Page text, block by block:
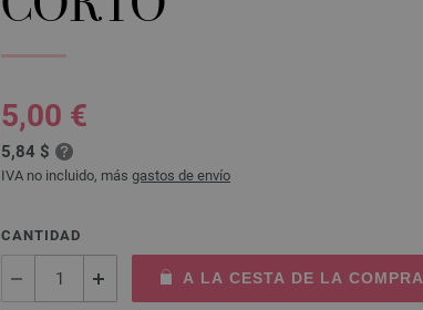
5,00 €
5,84 $
IVA no incluido, más gastos de envío
CANTIDAD
A LA CESTA DE LA COMPRA